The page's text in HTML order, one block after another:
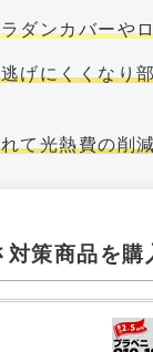
ダンカバーや
げにくくなり
て光熱費の削
策商品を購